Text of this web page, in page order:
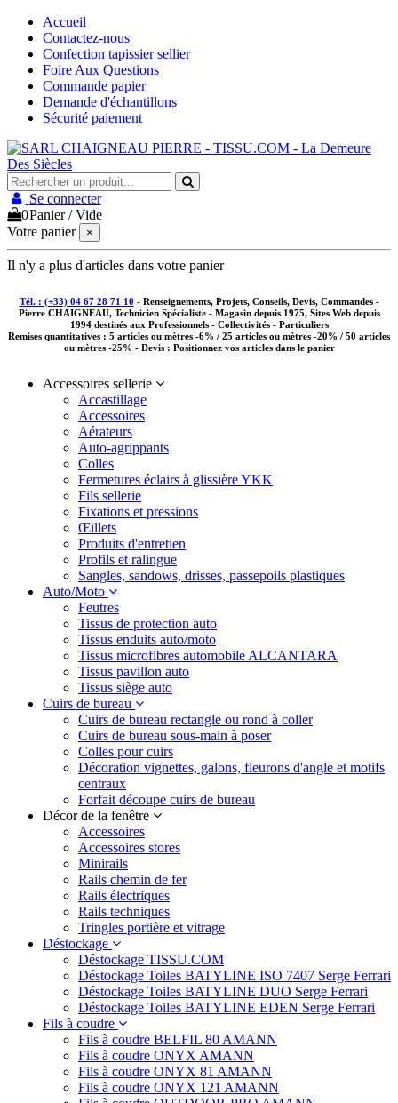
Accueil
Contactez-nous
Confection tapissier sellier
Foire Aux Questions
Commande papier
Demande d'échantillons
Sécurité paiement
Se connecter
0Panier /Vide
Votre panier
×
Il n'y a plus d'articles dans votre panier
Tél. : (+33) 04 67 28 71 10 - Renseignements, Projets, Conseils, Devis, Commandes -
Pierre CHAIGNEAU, Technicien Spécialiste - Magasin depuis 1975, Sites Web depuis
1994 destinés aux Professionnels - Collectivités - Particuliers
Remises quantitatives : 5 articles ou mètres -6% / 25 articles ou mètres -20% / 50 articles
ou mètres -25% - Devis : Positionnez vos articles dans le panier
Accessoires sellerie
Accastillage
Accessoires
Aérateurs
Auto-agrippants
Colles
Fermetures éclairs à glissière YKK
Fils sellerie
Fixations et pressions
Œillets
Produits d'entretien
Profils et ralingue
Sangles, sandows, drisses, passepoils plastiques
Auto/Moto
Feutres
Tissus de protection auto
Tissus enduits auto/moto
Tissus microfibres automobile ALCANTARA
Tissus pavillon auto
Tissus siège auto
Cuirs de bureau
Cuirs de bureau rectangle ou rond à coller
Cuirs de bureau sous-main à poser
Colles pour cuirs
Décoration vignettes, galons, fleurons d'angle et motifs
centraux
Forfait découpe cuirs de bureau
Décor de la fenêtre
Accessoires
Accessoires stores
Minirails
Rails chemin de fer
Rails électriques
Rails techniques
Tringles portière et vitrage
Déstockage
Déstockage TISSU.COM
Déstockage Toiles BATYLINE ISO 7407 Serge Ferrari
Déstockage Toiles BATYLINE DUO Serge Ferrari
Déstockage Toiles BATYLINE EDEN Serge Ferrari
Fils à coudre
Fils à coudre BELFIL 80 AMANN
Fils à coudre ONYX AMANN
Fils à coudre ONYX 81 AMANN
Fils à coudre ONYX 121 AMANN